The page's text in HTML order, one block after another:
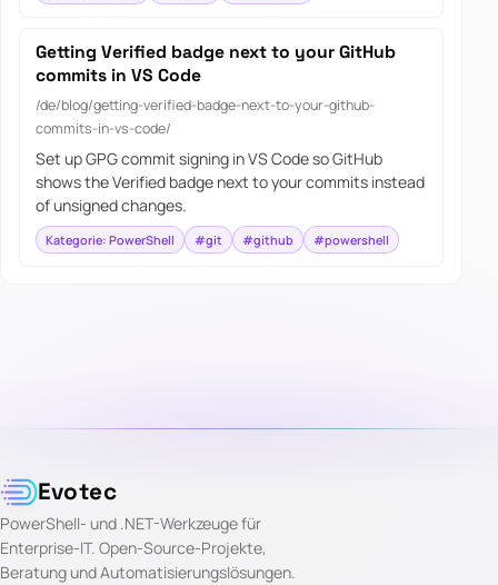
Getting Verified badge next to your GitHub
commits in VS Code
/de/blog/getting-verified-badge-next-to-your-github-
commits-in-vs-code/
Set up GPG commit signing in VS Code so GitHub
shows the Verified badge next to your commits instead
of unsigned changes.
Kategorie: PowerShell #git #github #powershell
Evotec
PowerShell- und .NET-Werkzeuge für
Enterprise-IT. Open-Source-Projekte,
Beratung und Automatisierungslösungen.